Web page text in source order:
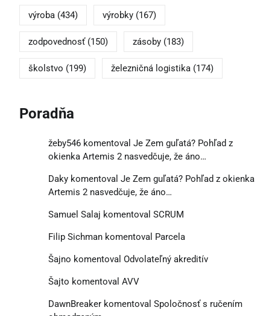
výroba(434) výrobky(167)
zodpovednosť(150) zásoby(183)
školstvo (199) železničná logistika(174)
Poradňa
žeby546komentoval Je Zem guľatá? Pohľad z
okienka Artemis 2 nasvedčuje, že áno…
Dakykomentoval Je Zem guľatá? Pohľad z okienka
Artemis 2 nasvedčuje, že áno…
Samuel Salaj komentoval SCRUM
Filip Sichmankomentoval Parcela
Šajno komentoval Odvolateľný akreditív
Šajto komentoval AVV
DawnBreakerkomentoval Spoločnosť s ručením